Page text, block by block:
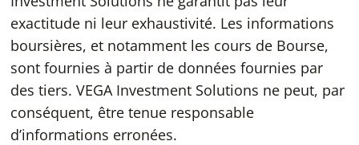
exactitude ni leur exhaustivité. Les informations
boursières, et notamment les cours de Bourse,
sont fournies à partir de données fournies par
des tiers. VEGA Investment Solutions ne peut, par
conséquent, être tenue responsable
d’informations erronées.